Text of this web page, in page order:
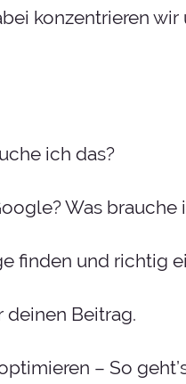
konzentrieren
ich das?
Was brauche
finden und richtig
Beitrag.
– So